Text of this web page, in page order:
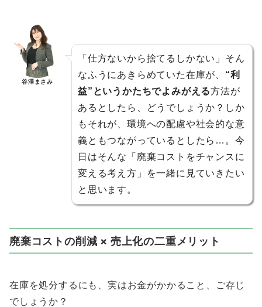
谷澤まさみ
「仕方ないから捨てるしかない」そん
なふうにあきらめていた在庫が、 “利
益”というかたちでよみがえる方法が
あるとしたら、どうでしょうか？しか
もそれが、環境への配慮や社会的な意
義ともつながっているとしたら…。今
日はそんな「廃棄コストをチャンスに
変える考え方」を一緒に見ていきたい
と思います。
廃棄コストの削減 × 売上化の二重メリット
在庫を処分するにも、実はお金がかかること、ご存じ
でしょうか？